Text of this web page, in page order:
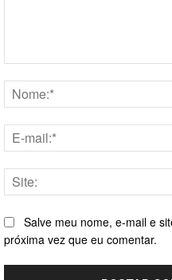
Salve meu nome, e-mail e
próxima vez que eu comentar.